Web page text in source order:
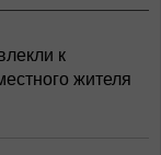
к
жителя